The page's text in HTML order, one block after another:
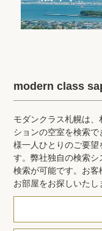
modern class
モダンクラス札幌は
ションの空室を検索
様一人ひとりのご要望
す。弊社独自の検索
検索が可能です。お
お部屋をお探しいたし